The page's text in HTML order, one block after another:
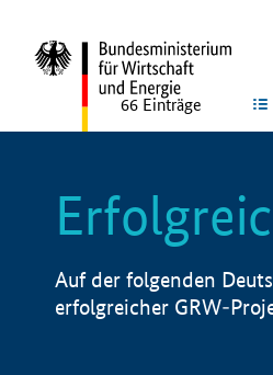
66 Einträge
Auf der folgenden
erfolgreicher GRW-